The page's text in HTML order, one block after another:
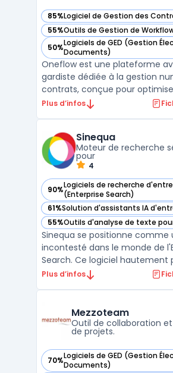
85%Logiciel de Gestion des
— voir Oneflow dans cette
55%Outils de Gestion de
— voir Oneflow dans cette
50%Logiciels de GED (Gestion
Documents)
— voir Oneflow dans cette
Oneflow est une plateforme
gardiste dédiée à la gestion
contrats, conçue pour
sécuriser les processus
une grande facilité, grâce à des
interactifs et une édition ...
Plus d’infos
Sinequa
Moteur de recherche
pour
4
90%Logiciels de recherche
(Enterprise Search)
— voir Sinequa dans cette
61%Solution d'assistants IA
— voir Sinequa dans cette
55%Outils d'analyse de texte
— voir Sinequa dans cette
Sinequa se positionne comme
incontesté dans le monde de
Search. Ce logiciel hautement
facilite une analyse précise et
cruciales en un temps record.
partie de la ...
Plus d’infos
Mezzoteam
Outil de collaboration
de projets.
70%Logiciels de GED (Gestion
Documents)
— voir Mezzoteam dans cette